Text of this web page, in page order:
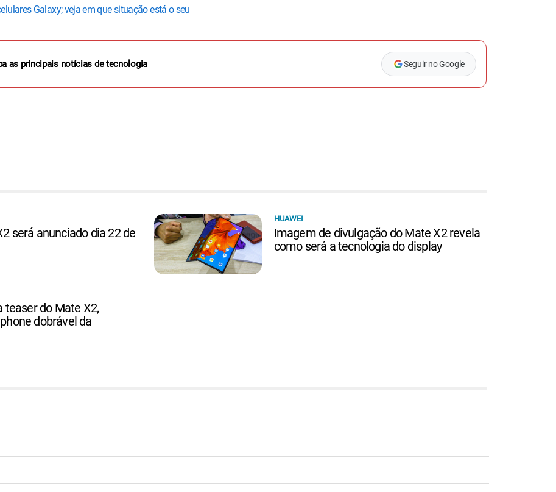
Galaxy; veja em que situação está o seu
as principais notícias de tecnologia Seguir no Google
será anunciado dia 22 de
HUAWEI
Imagem de divulgação do Mate X2 revela
como será a tecnologia do display
teaser do Mate X2,
dobrável da